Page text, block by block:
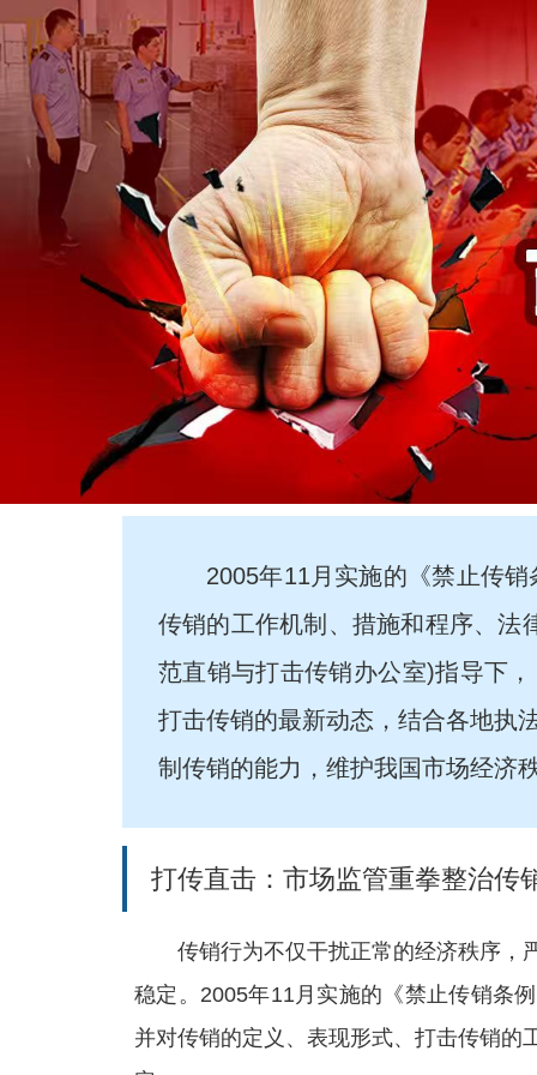
2005年11月实施的《禁止传
传销的工作机制、措施和程序、法
范直销与打击传销办公室)指导下
打击传销的最新动态，结合各地执
制传销的能力，维护我国市场经济
打传直击：市场监管重拳整治传
传销行为不仅干扰正常的经济秩序，
稳定。2005年11月实施的《禁止传销条
并对传销的定义、表现形式、打击传销的